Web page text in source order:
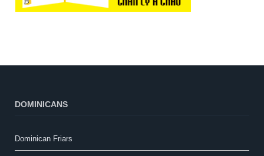
DOMINICANS
Dominican Friars